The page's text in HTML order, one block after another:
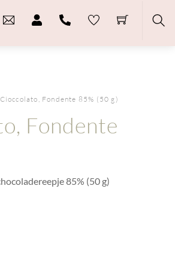
Fondente 85% (50 g)
Fondente
85% (50 g)